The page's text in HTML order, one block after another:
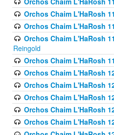
Orchos Chaim L'HaRosh
Orchos Chaim L'HaRosh
Orchos Chaim L'HaRosh
Reingold
Orchos Chaim L'HaRosh
Orchos Chaim L'HaRosh
Orchos Chaim L'HaRosh
Orchos Chaim L'HaRosh
Orchos Chaim L'HaRosh
Orchos Chaim L'HaRosh